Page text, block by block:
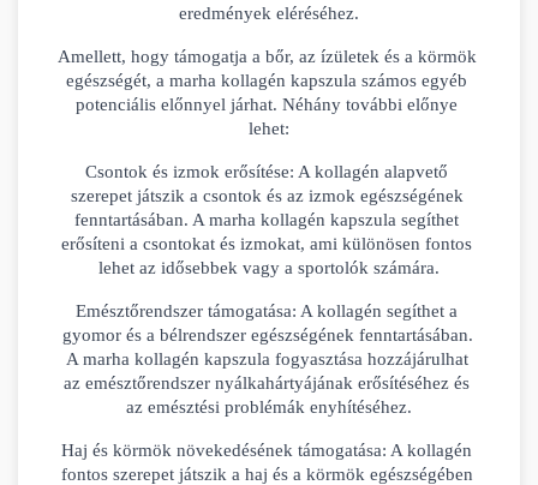
eredmények eléréséhez.
Amellett, hogy támogatja a bőr, az ízületek és a körmök
egészségét, a marha kollagén kapszula számos egyéb
potenciális előnnyel járhat. Néhány további előnye
lehet:
Csontok és izmok erősítése: A kollagén alapvető
szerepet játszik a csontok és az izmok egészségének
fenntartásában. A marha kollagén kapszula segíthet
erősíteni a csontokat és izmokat, ami különösen fontos
lehet az idősebbek vagy a sportolók számára.
Emésztőrendszer támogatása: A kollagén segíthet a
gyomor és a bélrendszer egészségének fenntartásában.
A marha kollagén kapszula fogyasztása hozzájárulhat
az emésztőrendszer nyálkahártyájának erősítéséhez és
az emésztési problémák enyhítéséhez.
Haj és körmök növekedésének támogatása: A kollagén
fontos szerepet játszik a haj és a körmök egészségében